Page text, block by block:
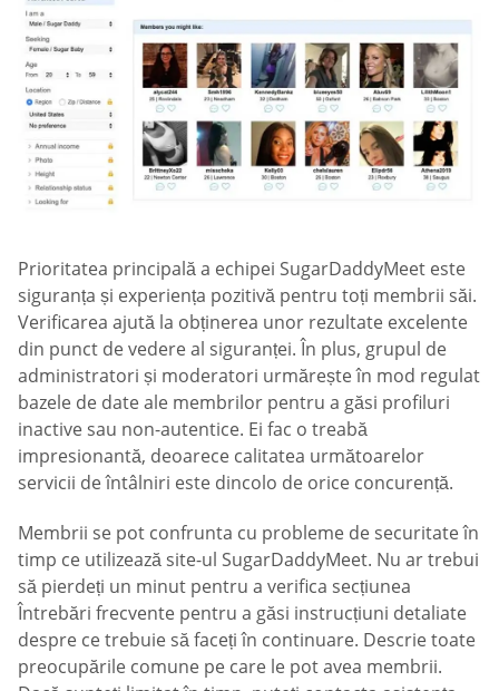
Prioritatea principală a echipei SugarDaddyMeet este
siguranța și experiența pozitivă pentru toți membrii săi.
Verificarea ajută la obținerea unor rezultate excelente
din punct de vedere al siguranței. În plus, grupul de
administratori și moderatori urmărește în mod regulat
bazele de date ale membrilor pentru a găsi profiluri
inactive sau non-autentice. Ei fac o treabă
impresionantă, deoarece calitatea următoarelor
servicii de întâlniri este dincolo de orice concurență.
Membrii se pot confrunta cu probleme de securitate în
timp ce utilizează site-ul SugarDaddyMeet. Nu ar trebui
să pierdeți un minut pentru a verifica secțiunea
Întrebări frecvente pentru a găsi instrucțiuni detaliate
despre ce trebuie să faceți în continuare. Descrie toate
preocupările comune pe care le pot avea membrii.